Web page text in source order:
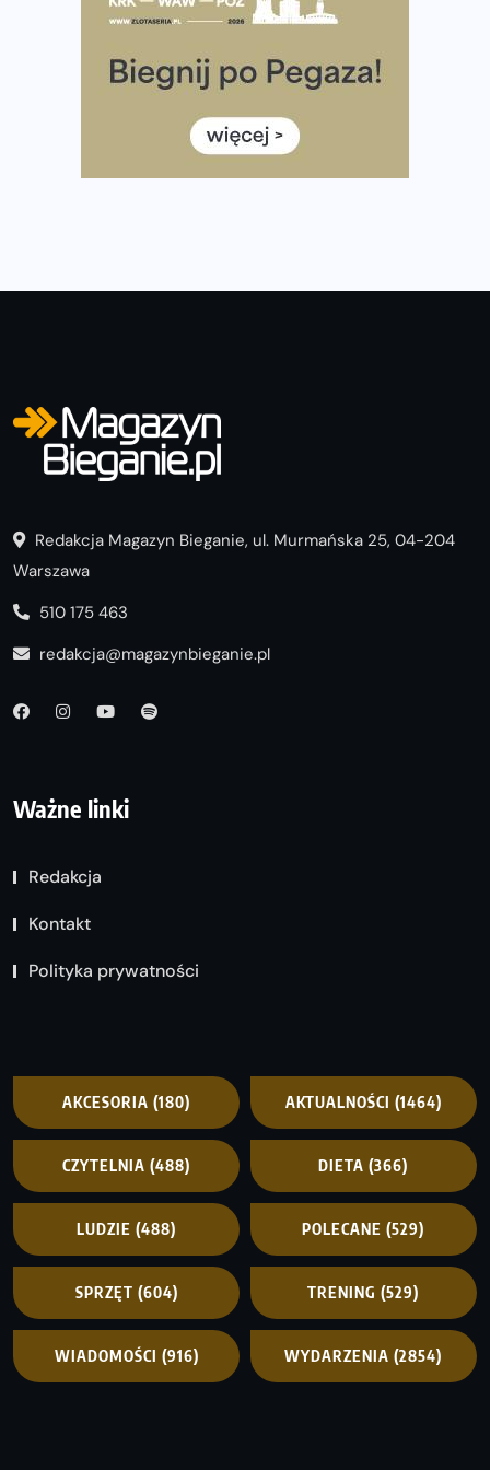
Rozbiegany Olsztyn szykuje się na weekend z
Już w tę sobotę 35. Bieg Powstania Warszawskiego.
Wystartuje rekordowa liczba uczestników
35. Bieg Powstania Warszawskiego – praktyczny
poradnik przed startem
Redakcja Magazyn Bieganie, ul. Murmańska 25, 04-204
Warszawa
510 175 463
redakcja@magazynbieganie.pl
Ważne linki
Redakcja
Kontakt
Polityka prywatności
AKCESORIA (180) AKTUALNOŚCI (1464)
CZYTELNIA (488) DIETA (366)
LUDZIE (488) POLECANE (529)
SPRZĘT (604) TRENING (529)
WIADOMOŚCI (916) WYDARZENIA (2854)